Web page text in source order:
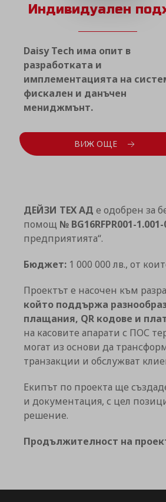
Индивидуален
Daisy Tech има опит в
разработката и
имплементацията на
фискален и данъчен
мениджмънт.
ВИЖ ОЩЕ
ДЕЙЗИ ТЕХ АД е одобрен за
помощ № BG16RFPR001-1.001-
предприятията“.
Бюджет: 1 000 000 лв., от
Проектът е насочен към
който поддържа
плащания, QR кодове и
на касовите апарати с ПОС
могат из основи да
транзакции и обслужват
Екипът по проекта ще
и документация, с цел
решение.
Продължителност на